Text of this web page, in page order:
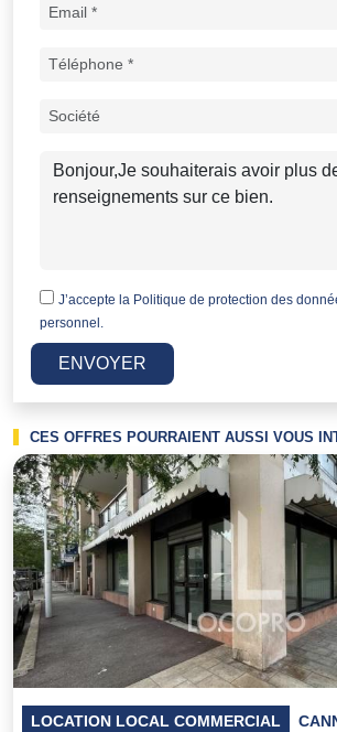
J’accepte la Politique de protection des
personnel.
ENVOYER
CES OFFRES POURRAIENT AUSSI VOUS
LOCATION LOCAL COMMERCIAL